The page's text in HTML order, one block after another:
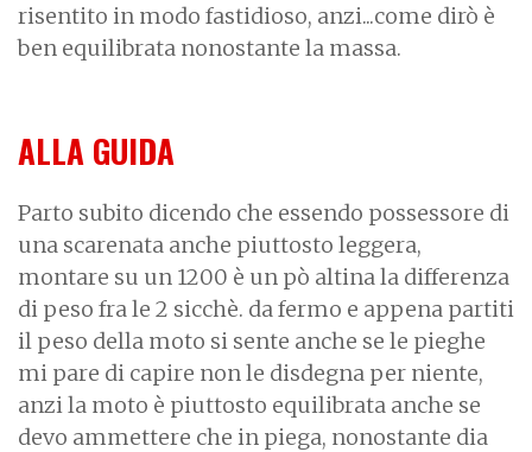
risentito in modo fastidioso, anzi...come dirò è
ben equilibrata nonostante la massa.
ALLA GUIDA
Parto subito dicendo che essendo possessore di
una scarenata anche piuttosto leggera,
montare su un 1200 è un pò altina la differenza
di peso fra le 2 sicchè. da fermo e appena partiti
il peso della moto si sente anche se le pieghe
mi pare di capire non le disdegna per niente,
anzi la moto è piuttosto equilibrata anche se
devo ammettere che in piega, nonostante dia